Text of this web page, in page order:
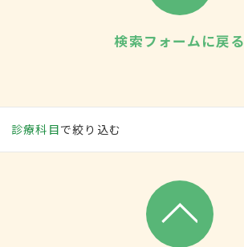
検索フォームに戻る
診療科目で絞り込む